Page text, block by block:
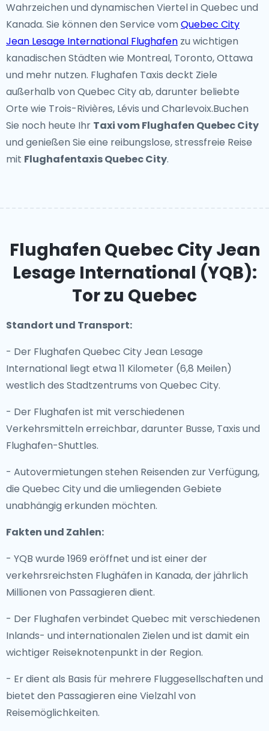
Wahrzeichen und dynamischen Viertel in Quebec und
Kanada. Sie können den Service vom Quebec City
Jean Lesage International Flughafen zu wichtigen
kanadischen Städten wie Montreal, Toronto, Ottawa
und mehr nutzen. Flughafen Taxis deckt Ziele
außerhalb von Quebec City ab, darunter beliebte
Orte wie Trois-Rivières, Lévis und Charlevoix.Buchen
Sie noch heute Ihr Taxi vom Flughafen Quebec City
und genießen Sie eine reibungslose, stressfreie Reise
mit Flughafentaxis Quebec City.
Flughafen Quebec City Jean
Lesage International (YQB):
Tor zu Quebec
Standort und Transport:
- Der Flughafen Quebec City Jean Lesage
International liegt etwa 11 Kilometer (6,8 Meilen)
westlich des Stadtzentrums von Quebec City.
- Der Flughafen ist mit verschiedenen
Verkehrsmitteln erreichbar, darunter Busse, Taxis und
Flughafen-Shuttles.
- Autovermietungen stehen Reisenden zur Verfügung,
die Quebec City und die umliegenden Gebiete
unabhängig erkunden möchten.
Fakten und Zahlen:
- YQB wurde 1969 eröffnet und ist einer der
verkehrsreichsten Flughäfen in Kanada, der jährlich
Millionen von Passagieren dient.
- Der Flughafen verbindet Quebec mit verschiedenen
Inlands- und internationalen Zielen und ist damit ein
wichtiger Reiseknotenpunkt in der Region.
- Er dient als Basis für mehrere Fluggesellschaften und
bietet den Passagieren eine Vielzahl von
Reisemöglichkeiten.